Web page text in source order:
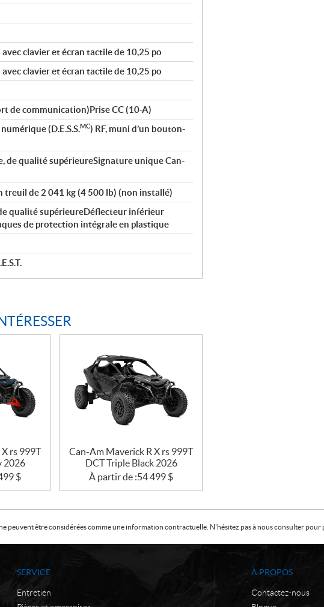
clavier et écran tactile de 10,25 po
clavier et écran tactile de 10,25 po
de communication)Prise CC (10-A)
(D.E.S.S.MC) RF, muni d’un bouton-
de qualité supérieureSignature unique Can-
treuil de 2 041 kg (4 500 lb) (non installé)
qualité supérieureDéflecteur inférieur
de protection intégrale en plastique
rs 999T
2026
$
Can-Am Maverick R X rs 999T
DCT Triple Black 2026
À partir de :54 499 $
peuvent être considérées comme une information contractuelle. N'hésitez pas à nous consulter pour
SERVICE
Entretien
À PROPOS
Contactez-nous